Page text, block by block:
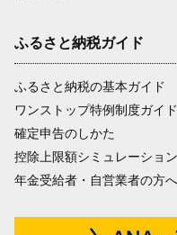
ふるさと納税ガイド
ふるさと納税の基本ガイド
ワンストップ特例制度ガイド
確定申告のしかた
控除上限額シミュレーション
年金受給者・自営業者の方へ